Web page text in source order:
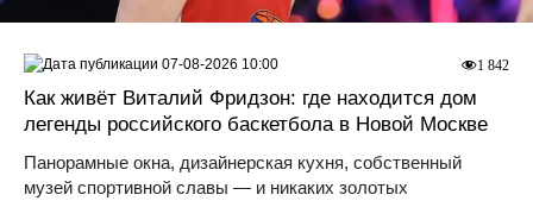
Как живёт Виталий Фридзон: где находится дом
легенды российского баскетбола в Новой Москве
Панорамные окна, дизайнерская кухня, собственный
музей спортивной славы — и никаких золотых
1 842
07-08-2026 10:00